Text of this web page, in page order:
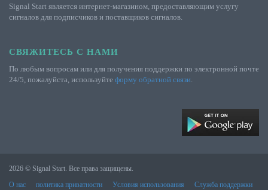
Signal Start является интернет-магазином, предоставляющим услугу
сигналов для подписчиков и поставщиков сигналов.
СВЯЖИТЕСЬ С НАМИ
По любым вопросам или для получения поддержки по электронной почте
24/5, пожалуйста, используйте форму обратной связи.
2026 © Signal Start. Все права защищены.
О нас
политика приватности Условия использования
Служба поддержки